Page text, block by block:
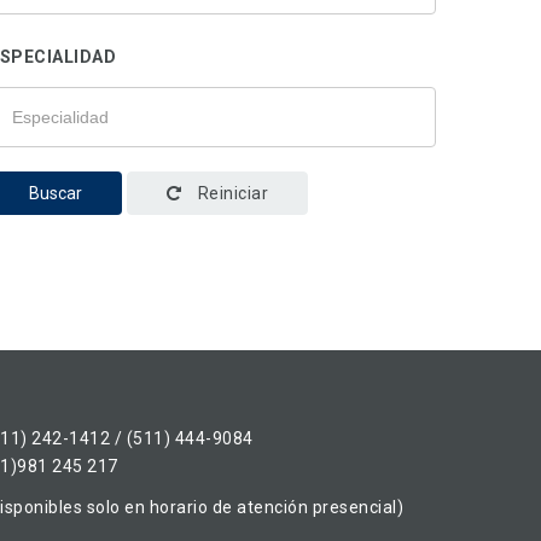
Buscar Reiniciar
242-1412 / (511) 444-9084
245 217
solo en horario de atención presencial)